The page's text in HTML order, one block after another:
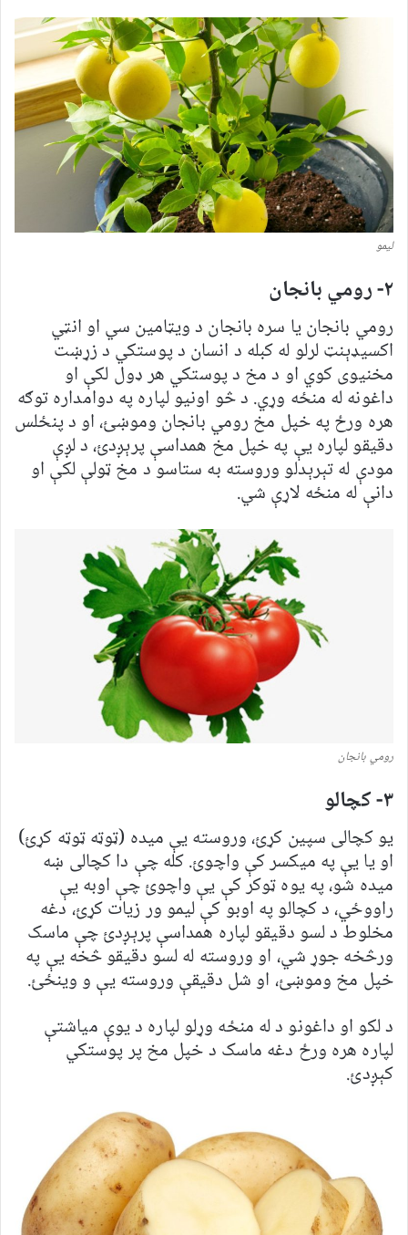
لیمو
۲- رومي بانجان
رومي بانجان یا سره بانجان د ویټامین سي او انټي
اکسیډېنټ لرلو له کبله د انسان د پوستکي د زړښت
مخنیوی کوي او د مخ د پوستکي هر ډول لکې او
داغونه له منځه وړي. د څو اونيو لپاره په دوامداره توګه
هره ورځ په خپل مخ رومي بانجان وموښئ، او د پنځلس
دقيقو لپاره یې په خپل مخ همداسې پرېږدئ، د لږې
مودې له تېرېدلو وروسته به ستاسو د مخ ټولې لکې او
دانې له منځه لاړې شي.
رومي بانجان
۳- کچالو
یو کچالی سپین کړئ، وروسته یې میده (ټوټه ټوټه کړئ)
او یا یې په میکسر کې واچوئ. کله چې دا کچالی ښه
میده شو، په یوه ټوکر کې یې واچوئ چې اوبه یې
راووځي، د کچالو په اوبو کې لیمو ور زیات کړئ، دغه
مخلوط د لسو دقیقو لپاره همداسې پرېږدئ چې ماسک
ورڅخه جوړ شي، او وروسته له لسو دقیقو څخه یې په
خپل مخ وموښئ، او شل دقیقې وروسته یې و وينځئ.
د لکو او داغونو د له منځه وړلو لپاره د يوې مياشتې
لپاره هره ورځ دغه ماسک د خپل مخ پر پوستکي
کېږدئ.